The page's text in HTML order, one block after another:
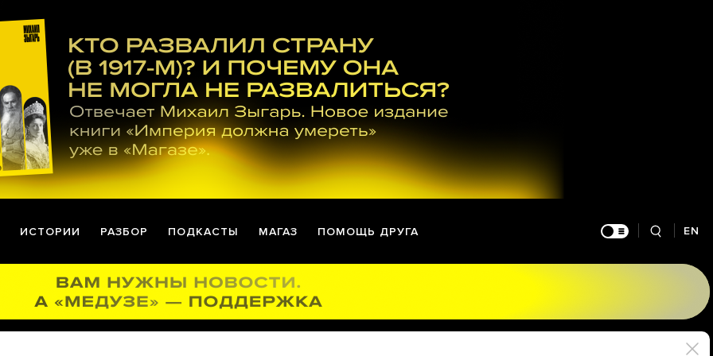
ИСТОРИИ РАЗБОР ПОДКАСТЫ МАГАЗ ПОМОЩЬ ДРУГА EN